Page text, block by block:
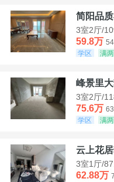
简阳品
3室2厅/
59.8万
学区
满
峰景里
3室2厅/
75.6万
学区
满
云上花
3室1厅/
62.88万